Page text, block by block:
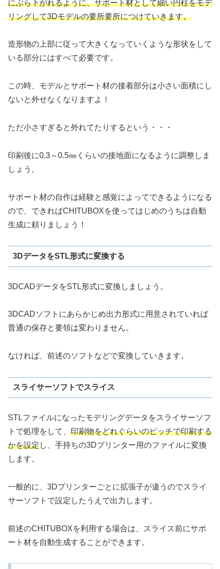
にぶら下がれるように、サポート材として細い円柱をモデ
リングして3Dモデルの要所要所につけていきます。
造形物の上部に従って大きくなっていくような形状をして
いる部分にはすべて必要です。
この時、モデルとサポート材の接着部分は小さい面積にし
ないと外せなくなりますよ！
ただ小さすぎると外れてたりするという・・・
印刷後に0.3～0.5㎜くらいの接地面になるように調整しま
しょう。
サポート材の自作は経験と感覚によってできるようになる
ので、できればCHITUBOXを使ってはじめのうちは自動
生成に頼りましょう！
3DデータをSTL形式に変換する
3DCADデータをSTL形式に変換しましょう。
3DCADソフトにあらかじめ出力形式に用意されていれば
普通の保存と要領は変わりません。
なければ、前述のソフトなどで変換していきます。
スライサーソフトでスライス
STLファイルになったモデリングデータをスライサーソフ
トで処理をして、 印刷物をどれぐらいのピッチで印刷する
かを設定し、手持ちの3Dプリンター用のファイルに変換
します。
一般的に、3Dプリンターごとに拡張子が違うのでスライ
サーソフトで設定したうえで出力します。
前述のCHITUBOXを利用する場合は、スライス前にサポ
ート材を自動生成することができます。